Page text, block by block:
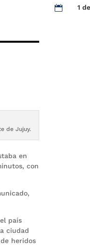
 1
de Jujuy.
en
con
país
ciudad
heridos